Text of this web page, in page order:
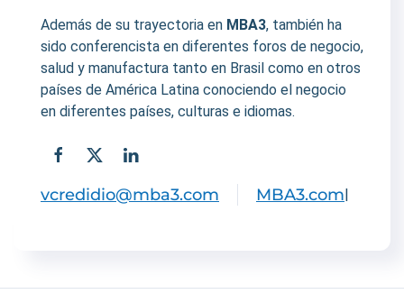
Además de su trayectoria en MBA3, también ha
sido conferencista en diferentes foros de negocio,
salud y manufactura tanto en Brasil como en otros
países de América Latina conociendo el negocio
en diferentes países, culturas e idiomas.
vcredidio@mba3.com MBA3.com